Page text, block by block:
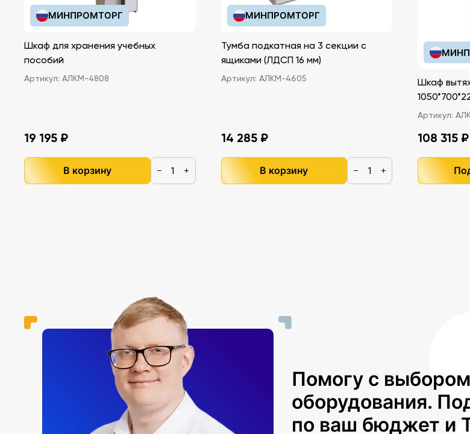
МИНПРОМТОРГ
Шкаф для хранения учебных
пособий
Артикул: АЛКМ-4808
19 195 ₽
В корзину − +
МИНПРОМТОРГ
Тумба подкатная на 3 секции с
ящиками (ЛДСП 16 мм)
Артикул: АЛКМ-4605
14 285 ₽
В корзину − +
Шкаф
Артикул:
108 315 ₽
Помогу с выбором
оборудования.
по ваш бюджет и